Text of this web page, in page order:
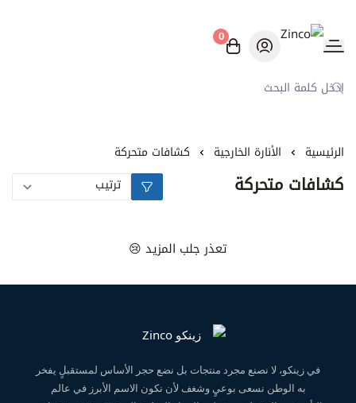
Zinco
0
الرئيسية الأنارة الخارجية كشافات متحركة
كشافات متحركة
تعذر جلب المزيد 😢
في زينكو، لا نصنع مجرد منتجات بل نضع حجر الأساس لمستقبلٍ يفخر
به الوطن نسعى بوعيٍ وشغف لأن نكون الاسم الأبرز في عالم